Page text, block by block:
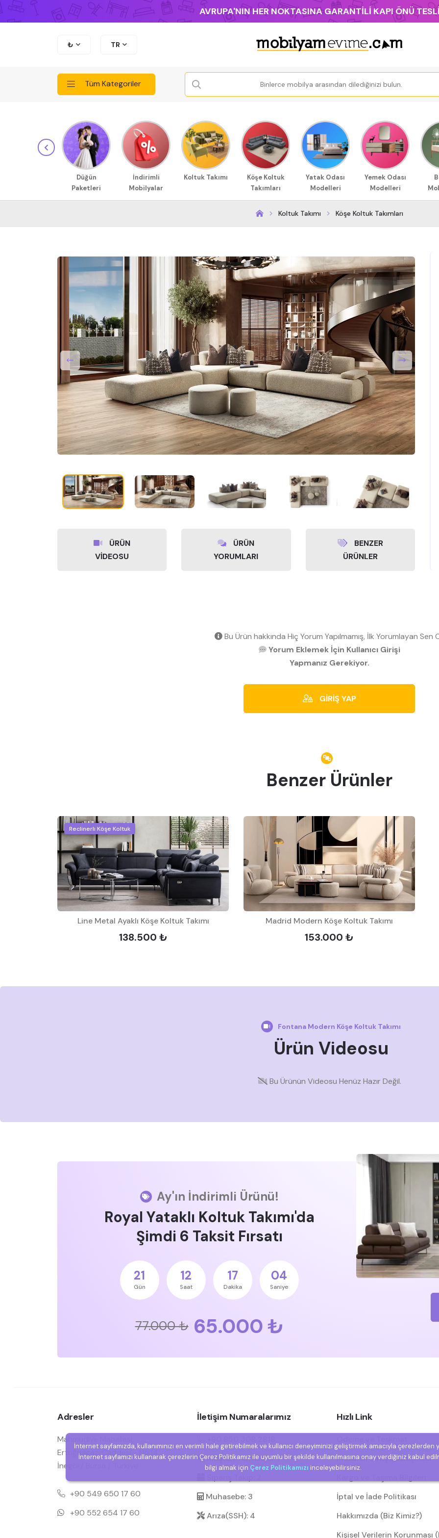
AVRUPA'NIN HER NOKTASINA GARANTİLİ KAPI ÖNÜ
₺ TR
Tüm Kategoriler
Düğün
Paketleri
İndirimli
Mobilyalar
Koltuk Takımı
Köşe Koltuk
Takımları
Yatak Odası
Modelleri
Yemek Odası
Modelleri
Koltuk Takımı Köşe Koltuk Takımları
ÜRÜN
VİDEOSU
ÜRÜN
YORUMLARI
BENZER
ÜRÜNLER
Bu Ürün hakkında Hiç Yorum Yapılmamış, İlk Yorumlayan Sen
Yorum Eklemek İçin Kullanıcı Girişi
Yapmanız Gerekiyor.
GİRİŞ YAP
Benzer Ürünler
Reclinerlı Köşe Koltuk
Line Metal Ayaklı Köşe Koltuk Takımı
138.500 ₺
Madrid Modern Köşe Koltuk Takımı
153.000 ₺
Fontana Modern Köşe Koltuk Takımı
Ürün Videosu
Bu Ürünün Videosu Henüz Hazır Değil.
Ay'ın İndirimli Ürünü!
Royal Yataklı Koltuk Takımı'da
Şimdi 6 Taksit Fırsatı
21
Gün
12
Saat
17
Dakika
03
Saniye
77.000 ₺ 65.000 ₺
Adresler
Mahmudiye Mahallesi,
Ertuğrulgazi Caddesi - No:14,
İnegöl / Bursa / Türkiye
+90 549 650 17 60
+90 552 654 17 60
İletişim Numaralarımız
Müşteri Temsilcisi: 1
Muhasebe: 3
Arıza(SSH): 4
Hızlı Link
Mesafeli Satış Sözleşmesi
İptal ve İade Politikası
Hakkımızda (Biz Kimiz?)
Kişisel Verilerin Korunması
İnternet sayfamızda, kullanımınızı en verimli hale getirebilmek ve kullanıcı deneyiminizi geliştirmek amacıyla çerezlerden
İnternet sayfamızı kullanarak çerezlerin Çerez Politikamız ile uyumlu bir şekilde kullanılmasına onay verdiğiniz kabul
bilgi almak için Çerez Politikamızı inceleyebilirsiniz.